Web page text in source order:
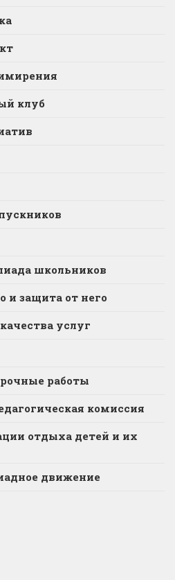
клуб
школьников
и защита от него
услуг
работы
комиссия
отдыха детей и их
движение